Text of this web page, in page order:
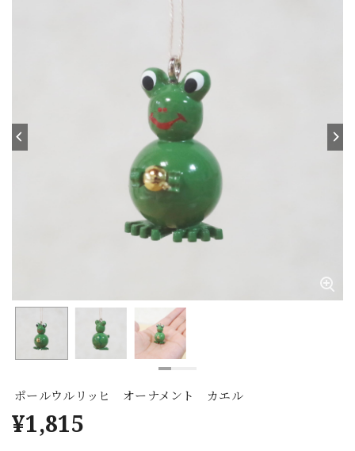
ポールウルリッヒ オーナメント カエル
¥1,815